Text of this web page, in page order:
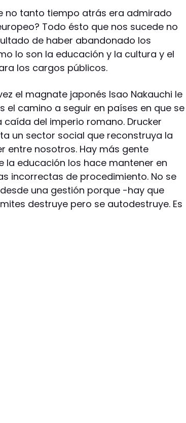
no tanto tiempo atrás era admirado
Todo ésto que nos sucede no
de haber abandonado los
lo son la educación y la cultura y el
los cargos públicos.
el magnate japonés Isao Nakauchi le
el camino a seguir en países en que se
del imperio romano. Drucker
un sector social que reconstruya la
entre nosotros. Hay más gente
la educación los hace mantener en
incorrectas de procedimiento. No se
una gestión porque -hay que
destruye pero se autodestruye. Es